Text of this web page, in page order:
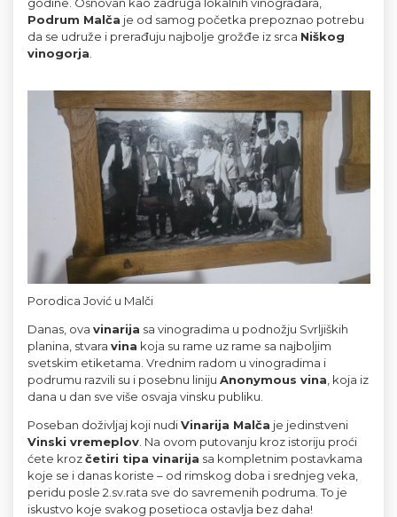
Podrum Malča je od samog početka prepoznao potrebu
da se udruže i prerađuju najbolje grožđe iz srca Niškog
vinogorja
Porodica Jović u Malči
Danas, ova vinarija sa vinogradima u podnožju Svrljiških
planina, stvara vina koja su rame uz rame sa najboljim
svetskim etiketama. Vrednim radom u vinogradima i
podrumu razvili su i posebnu liniju Anonymous vina , koja iz
dana u dan sve više osvaja vinsku publiku.
Poseban doživljaj koji nudi Vinarija Malča
Vinski vremeplov . Na ovom putovanju kroz istoriju proći
ćete kroz četiri tipa vinarija sa kompletnim postavkama
koje se i danas koriste – od rimskog doba i srednjeg veka,
peridu posle 2.sv.rata sve do savremenih podruma. To je
iskustvo koje svakog posetioca ostavlja bez daha!